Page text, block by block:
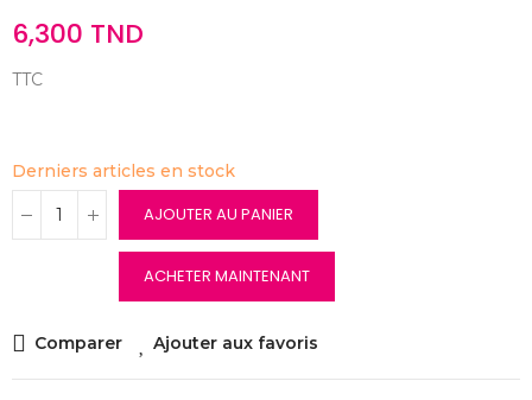
6,300 TND
TTC
Derniers articles en stock
AJOUTER AU PANIER
ACHETER MAINTENANT
Comparer Ajouter aux favoris